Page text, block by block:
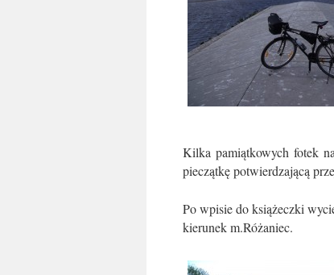
Kilka pamiątkowych fotek
pieczątkę potwierdzającą
Po wpisie do książeczki
kierunek m.Różaniec.